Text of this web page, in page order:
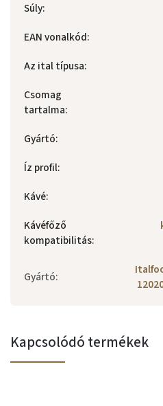
Súly:
EAN vonalkód:
Az ital típusa:
Csomag
tartalma:
Gyártó:
Íz profil:
Kávé:
Kávéfőző
kompatibilitás:
Gyártó:
Kapcsolódó termékek